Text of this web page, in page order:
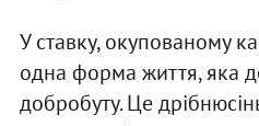
У ставку, окупованому
одна форма життя, яка
добробуту. Це